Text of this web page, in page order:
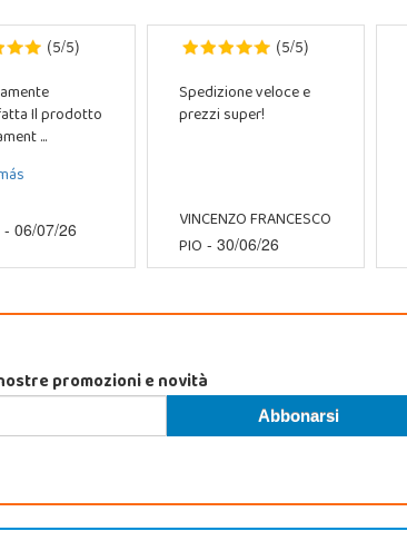
(5/5)
Il prodotto
...
- 06/07/26
(5/5)
Spedizione veloce e
prezzi super!
VINCENZO FRANCESCO
PIO - 30/06/26
promozioni e novità